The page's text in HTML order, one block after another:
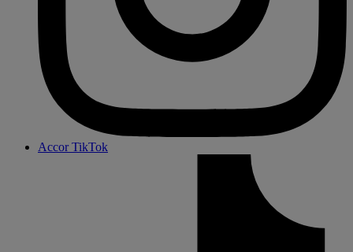
Accor TikTok